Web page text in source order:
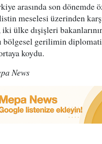
arasında son dönemde
meselesi üzerinden
ülke dışişleri
bölgesel gerilimin
koydu.
News